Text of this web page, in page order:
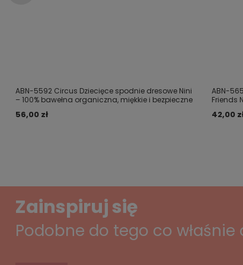
ABN-5592 Circus Dziecięce spodnie dresowe Nini
– 100% bawełna organiczna, miękkie i bezpieczne
56,00 zł
ABN-
Friends
42,00
Zainspiruj się
Podobne do tego co właśnie